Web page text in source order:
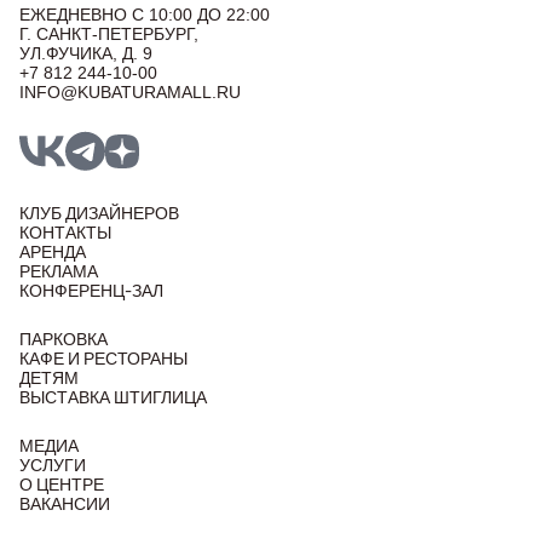
ЕЖЕДНЕВНО С 10:00 ДО 22:00
Г. САНКТ-ПЕТЕРБУРГ,
УЛ.ФУЧИКА, Д. 9
+7 812 244-10-00
INFO@KUBATURAMALL.RU
КЛУБ ДИЗАЙНЕРОВ
КОНТАКТЫ
АРЕНДА
РЕКЛАМА
КОНФЕРЕНЦ-ЗАЛ
ПАРКОВКА
КАФЕ И РЕСТОРАНЫ
ДЕТЯМ
ВЫСТАВКА ШТИГЛИЦА
МЕДИА
УСЛУГИ
О ЦЕНТРЕ
ВАКАНСИИ